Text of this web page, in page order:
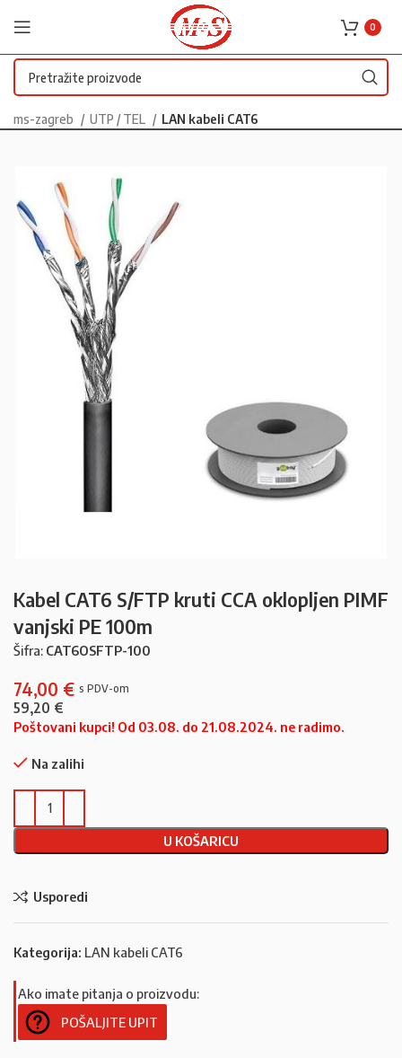
0
ms-zagreb UTP / TEL LAN kabeli CAT6
Kabel CAT6 S/FTP kruti CCA oklopljen PIMF
vanjski PE 100m
Šifra: CAT6OSFTP-100
74,00 €
59,20 €
Poštovani kupci! Od 03.08. do 21.08.2024. ne radimo.
Na zalihi
U KOŠARICU
Usporedi
Kategorija: LAN kabeli CAT6
Ako imate pitanja o proizvodu:
POŠALJITE UPIT